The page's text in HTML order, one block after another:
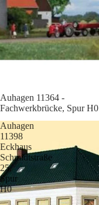
Sale
Auhagen 11364 -
Fachwerkbrücke, Spur H0
Auhagen
11398
Eckhaus
Schmidtstraße
25,
Spur
H0